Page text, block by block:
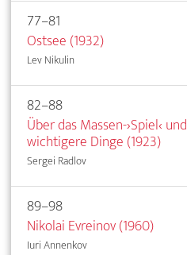
77–81
Ostsee (1932)
Lev Nikulin
82–88
Über das Massen-›Spiel‹ und
wichtigere Dinge (1923)
Sergei Radlov
89–98
Nikolai Evreinov (1960)
Iuri Annenkov